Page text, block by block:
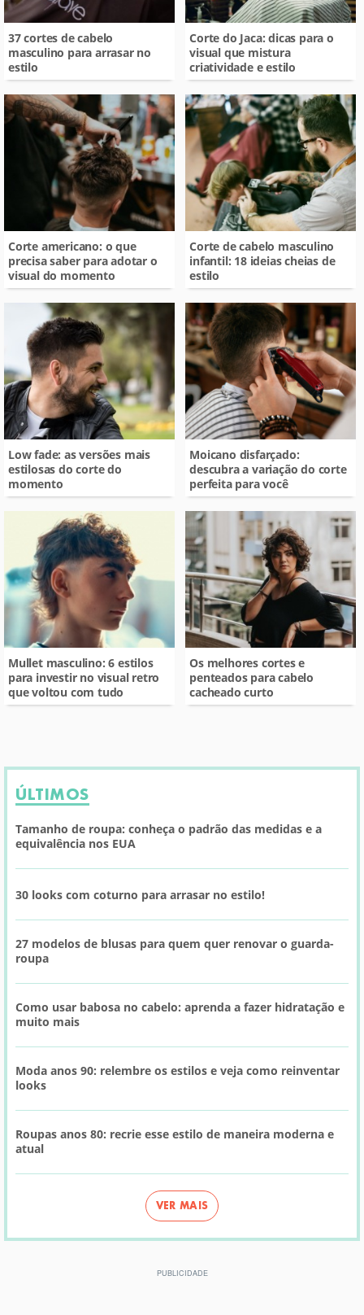
37 cortes de cabelo
masculino para arrasar no
estilo
Corte do Jaca: dicas para o
visual que mistura
criatividade e estilo
Corte americano: o que
precisa saber para adotar o
visual do momento
Corte de cabelo masculino
infantil: 18 ideias cheias de
estilo
Low fade: as versões mais
estilosas do corte do
momento
Moicano disfarçado:
descubra a variação do corte
perfeita para você
Mullet masculino: 6 estilos
para investir no visual retro
que voltou com tudo
Os melhores cortes e
penteados para cabelo
cacheado curto
ÚLTIMOS
Tamanho de roupa: conheça o padrão das medidas e a
equivalência nos EUA
30 looks com coturno para arrasar no estilo!
27 modelos de blusas para quem quer renovar o guarda-
roupa
Como usar babosa no cabelo: aprenda a fazer hidratação e
muito mais
Moda anos 90: relembre os estilos e veja como reinventar
looks
Roupas anos 80: recrie esse estilo de maneira moderna e
atual
VER MAIS